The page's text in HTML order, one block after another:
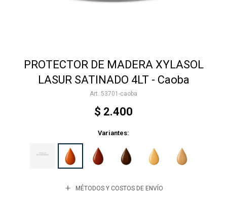
PROTECTOR DE MADERA XYLASOL
LASUR SATINADO 4LT - Caoba
53701-caoba
$ 2.400
Variantes:
MÉTODOS Y COSTOS DE ENVÍO
Varios
Trabaja con nosotros